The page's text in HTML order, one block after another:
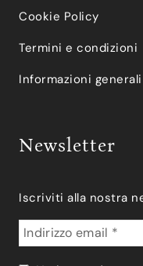
Cookie Policy
Termini e condizioni
Informazioni generali
Newsletter
Iscriviti alla nostra